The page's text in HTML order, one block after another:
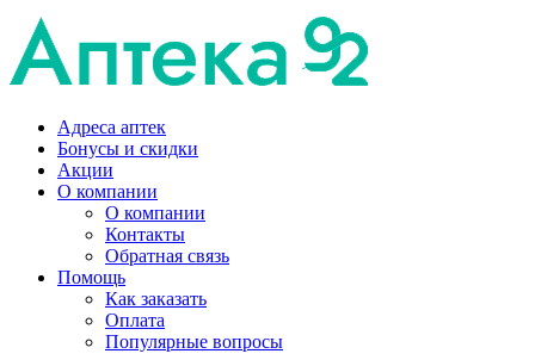
Адреса аптек
Бонусы и скидки
Акции
О компании
О компании
Контакты
Обратная связь
Помощь
Как заказать
Оплата
Популярные вопросы